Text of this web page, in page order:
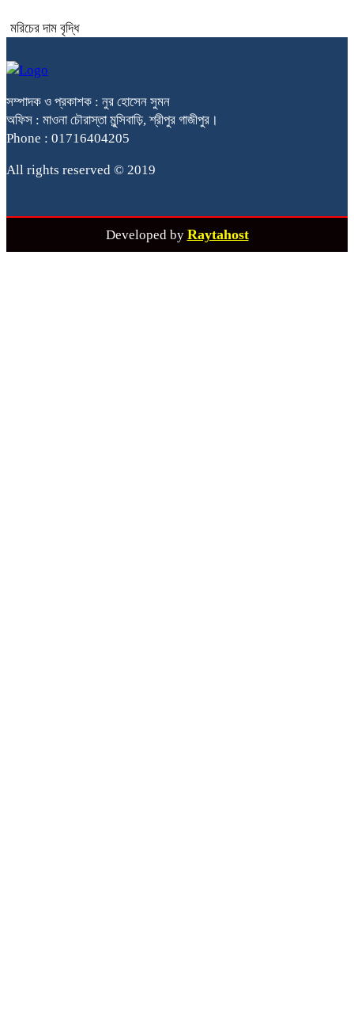
মরিচের দাম বৃদ্ধি
সম্পাদক ও প্রকাশক : নুর হোসেন সুমন
অফিস : মাওনা চৌরাস্তা মুন্সিবাড়ি, শ্রীপুর গাজীপুর।
Phone : 01716404205
All rights reserved © 2019
Developed by Raytahost